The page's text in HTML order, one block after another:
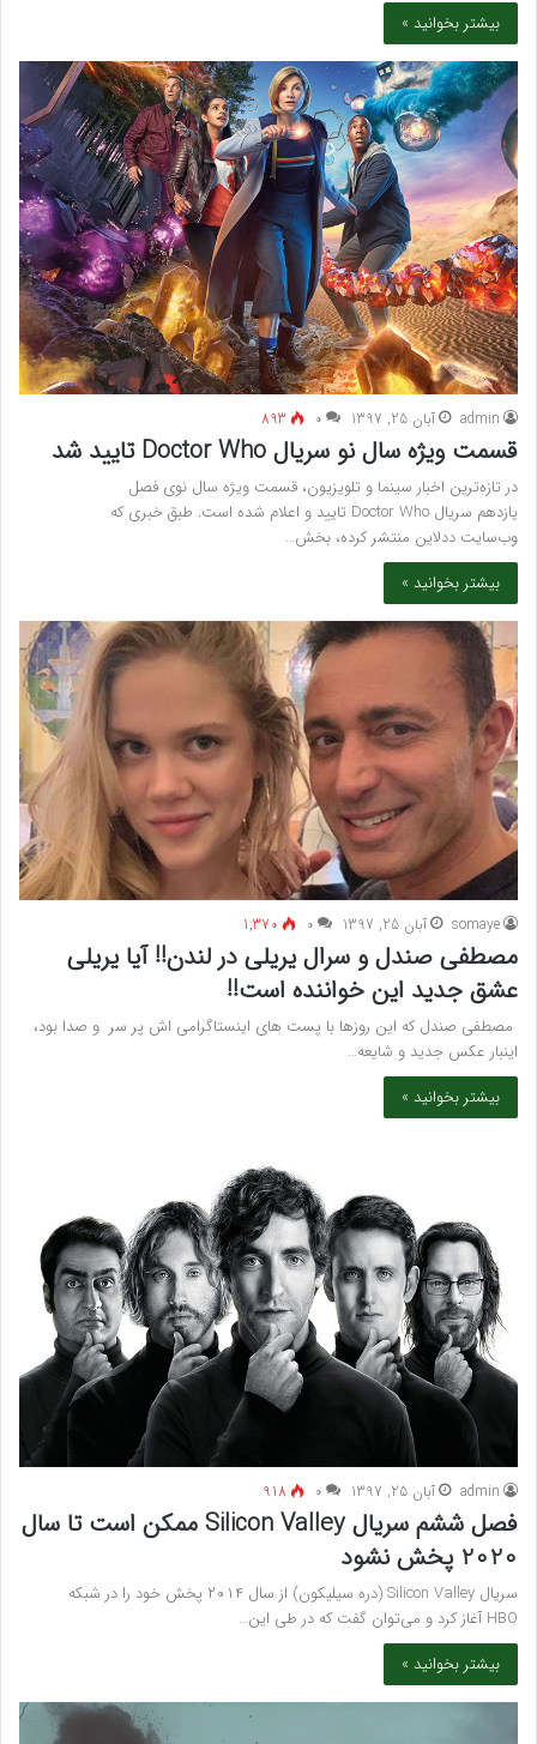
بیشتر بخوانید »
admin آبان 25, 1397 ۰ 893
قسمت ویژه سال نو سریال Doctor Who تایید شد
در تازه‌ترین اخبار سینما و تلویزیون، قسمت ویژه سال نوی فصل
یازدهم سریال Doctor Who تایید و اعلام شده است. طبق خبری که
وب‌سایت ددلاین منتشر کرده، بخش…
بیشتر بخوانید »
somaye آبان 25, 1397 ۰ 1,370
مصطفی صندل و سرال یریلی در لندن!! آیا یریلی
عشق جدید این خواننده است!!
مصطفی صندل که این روزها با پست های اینستاگرامی اش پر سر و صدا بود،
اینبار عکس جدید و شایعه…
بیشتر بخوانید »
admin آبان 25, 1397 ۰ 918
فصل ششم سریال Silicon Valley ممکن است تا سال
2020 پخش نشود
سریال Silicon Valley (دره سیلیکون) از سال ۲۰۱۴ پخش خود را در شبکه
HBO آغاز کرد و می‌توان گفت که در طی این…
بیشتر بخوانید »